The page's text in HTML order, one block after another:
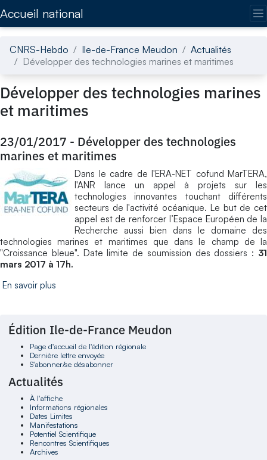
Accueil national
CNRS-Hebdo Ile-de-France Meudon
Actualités
Développer des technologies marines et maritimes
Développer des technologies marines
et maritimes
23/01/2017 - Développer des technologies
marines et maritimes
Dans le cadre de l'ERA-NET cofund MarTERA,
l'ANR lance un appel à projets sur les
technologies innovantes touchant différents
secteurs de l'activité océanique. Le but de cet
appel est de renforcer l’Espace Européen de la
Recherche aussi bien dans le domaine des
technologies marines et maritimes que dans le champ de la
"Croissance bleue". Date limite de soumission des dossiers : 31
mars 2017 à 17h.
En savoir plus
Édition Ile-de-France Meudon
Page d'accueil de l'édition régionale
Dernière lettre envoyée
S'abonner/se désabonner
Actualités
À l'affiche
Informations régionales
Dates Limites
Manifestations
Potentiel Scientifique
Rencontres Scientifiques
Archives